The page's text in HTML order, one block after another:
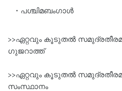
പശ്ചിമബംഗാള്‍
>>ഏറ്റവും കൂടുതല്‍
ഗുജറാത്ത്
>>ഏറ്റവും കൂടുതല്‍
സംസ്ഥാനം